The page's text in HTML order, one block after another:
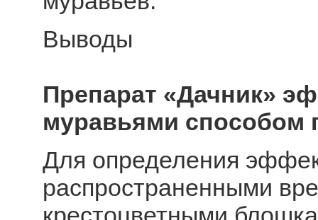
Выводы
Препарат «Дачник»
муравьями способом
Для определения
распространенными